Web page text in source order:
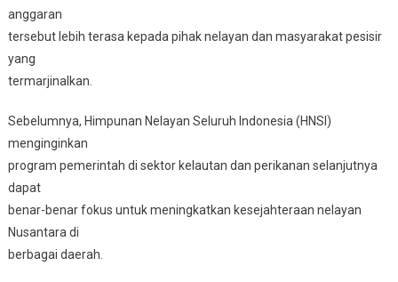
anggaran
tersebut lebih terasa kepada pihak nelayan dan masyarakat pesisir
yang
termarjinalkan.
Sebelumnya, Himpunan Nelayan Seluruh Indonesia (HNSI)
menginginkan
program pemerintah di sektor kelautan dan perikanan selanjutnya
dapat
benar-benar fokus untuk meningkatkan kesejahteraan nelayan
Nusantara di
berbagai daerah.